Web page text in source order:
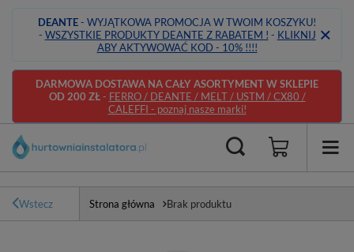
DEANTE- WYJĄTKOWA PROMOCJA W TWOIM KOSZYKU!
- WSZYSTKIE PRODUKTY DEANTE Z RABATEM ! - KLIKNIJ
ABY AKTYWOWAĆ KOD - 10% !!!!
DARMOWA DOSTAWA NA CAŁY ASORTYMENT W SKLEPIE
OD 200 ZŁ- FERRO / DEANTE / MELT / USTM / CX80 /
CALEFFI - poznaj nasze marki!
Wstecz Strona główna Brak produktu